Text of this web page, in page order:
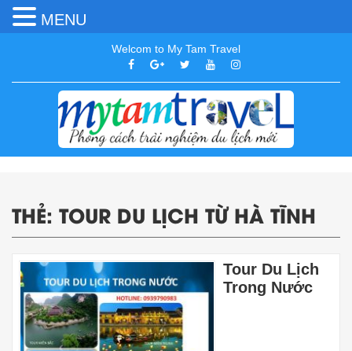
Welcom to My Tam Travel
THẺ: TOUR DU LỊCH TỪ HÀ TĨNH
Tour Du Lịch
Trong Nước
MENU